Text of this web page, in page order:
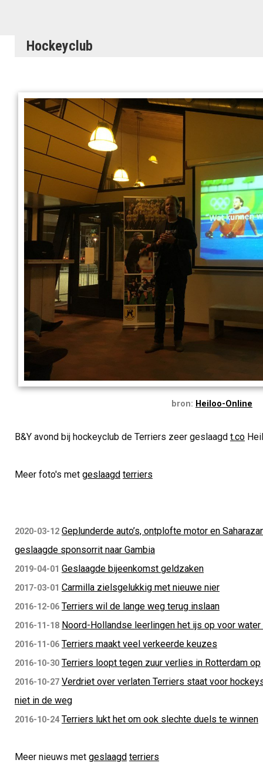
Hockeyclub
bron: Heiloo-Online
B&Y avond bij hockeyclub de Terriers zeer geslaagd t.co
Meer foto's met geslaagd terriers
2020-03-12 Geplunderde auto’s, ontplofte motor en
geslaagde sponsorrit naar Gambia
2019-04-01 Geslaagde bijeenkomst geldzaken
2017-03-01 Carmilla zielsgelukkig met nieuwe nier
2016-12-06 Terriers wil de lange weg terug inslaan
2016-11-18 Noord-Hollandse leerlingen het ijs op voor
2016-11-06 Terriers maakt veel verkeerde keuzes
2016-10-30 Terriers loopt tegen zuur verlies in Rotterdam op
2016-10-27 Verdriet over verlaten Terriers staat voor
niet in de weg
2016-10-24 Terriers lukt het om ook slechte duels te winnen
Meer nieuws met geslaagd terriers